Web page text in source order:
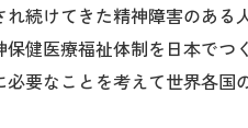
続けてきた精神障害のある
健医療福祉体制を日本でつ
要なことを考えて世界各国